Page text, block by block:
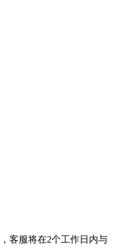
客服将在2个工作日内与